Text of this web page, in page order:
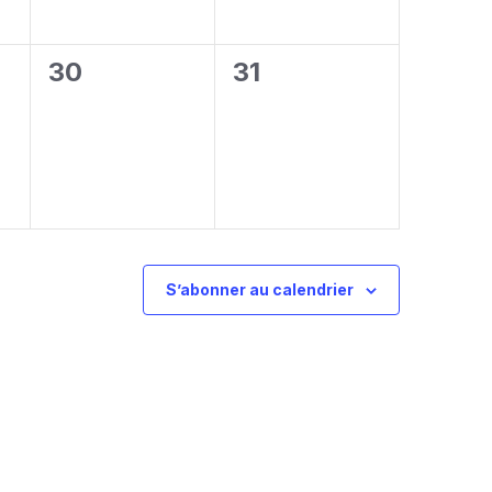
0
30
0
31
S’abonner au calendrier